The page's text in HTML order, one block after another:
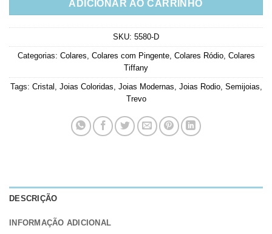
ADICIONAR AO CARRINHO
SKU: 5580-D
Categorias: Colares, Colares com Pingente, Colares Ródio, Colares
Tiffany
Tags: Cristal , Joias Coloridas, Joias Modernas, Joias Rodio, Semijoias,
Trevo
DESCRIÇÃO
INFORMAÇÃO ADICIONAL